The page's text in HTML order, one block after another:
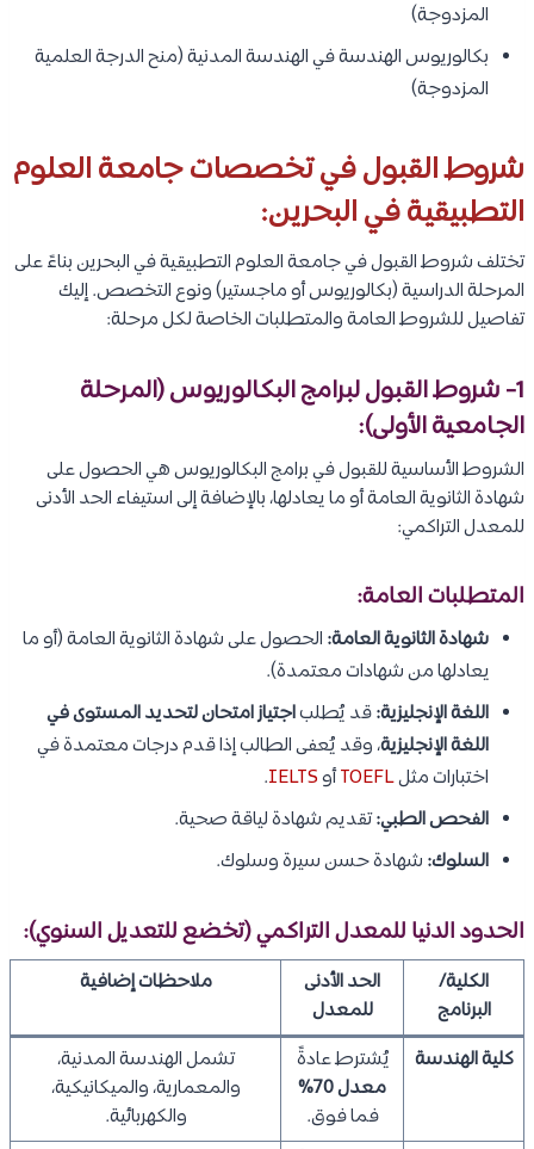
المزدوجة)
بكالوريوس الهندسة في الهندسة المدنية (منح الدرجة العلمية
المزدوجة)
شروط القبول في تخصصات جامعة العلوم
التطبيقية في البحرين:
تختلف شروط القبول في جامعة العلوم التطبيقية في البحرين بناءً على
المرحلة الدراسية (بكالوريوس أو ماجستير) ونوع التخصص. إليك
تفاصيل للشروط العامة والمتطلبات الخاصة لكل مرحلة:
1- شروط القبول لبرامج البكالوريوس (المرحلة
الجامعية الأولى):
الشروط الأساسية للقبول في برامج البكالوريوس هي الحصول على
شهادة الثانوية العامة أو ما يعادلها، بالإضافة إلى استيفاء الحد الأدنى
للمعدل التراكمي:
المتطلبات العامة:
شهادة الثانوية العامة: الحصول على شهادة الثانوية العامة (أو ما
يعادلها من شهادات معتمدة).
اللغة الإنجليزية:قد يُطلباجتياز امتحان لتحديد المستوى في
اللغة الإنجليزية، وقد يُعفى الطالب إذا قدم درجات معتمدة في
اختبارات مثلTOEFLأوIELTS
.
الفحص الطبي:تقديم شهادة لياقة صحية.
السلوك: شهادة حسن سيرة وسلوك.
الحدود الدنيا للمعدل التراكمي (تخضع للتعديل السنوي):
الكلية/
البرنامج
الحد الأدنى
للمعدل
ملاحظات إضافية
كلية الهندسة
يُشترط عادةً
معدل 70%
فما فوق.
تشمل الهندسة المدنية،
والمعمارية، والميكانيكية،
والكهربائية.